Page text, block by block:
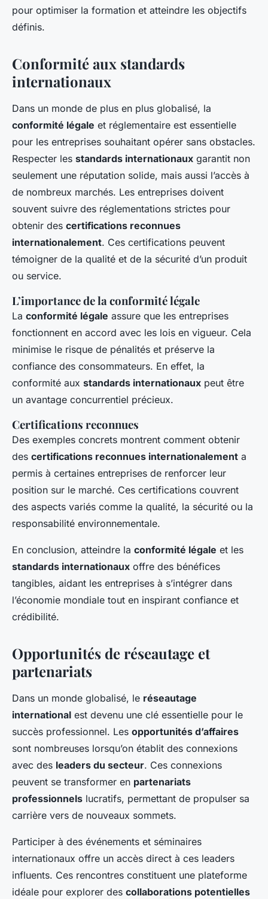
pour optimiser la formation et atteindre les objectifs
définis.
Conformité aux standards
internationaux
Dans un monde de plus en plus globalisé, la
conformité légale et réglementaire est essentielle
pour les entreprises souhaitant opérer sans obstacles.
Respecter les standards internationaux garantit non
seulement une réputation solide, mais aussi l’accès à
de nombreux marchés. Les entreprises doivent
souvent suivre des réglementations strictes pour
obtenir des certifications reconnues
internationalement. Ces certifications peuvent
témoigner de la qualité et de la sécurité d’un produit
ou service.
L’importance de la conformité légale
La conformité légale assure que les entreprises
fonctionnent en accord avec les lois en vigueur. Cela
minimise le risque de pénalités et préserve la
confiance des consommateurs. En effet, la
conformité aux standards internationaux peut être
un avantage concurrentiel précieux.
Certifications reconnues
Des exemples concrets montrent comment obtenir
des certifications reconnues internationalement a
permis à certaines entreprises de renforcer leur
position sur le marché. Ces certifications couvrent
des aspects variés comme la qualité, la sécurité ou la
responsabilité environnementale.
En conclusion, atteindre la conformité légale et les
standards internationaux offre des bénéfices
tangibles, aidant les entreprises à s’intégrer dans
l’économie mondiale tout en inspirant confiance et
crédibilité.
Opportunités de réseautage et
partenariats
Dans un monde globalisé, le réseautage
international est devenu une clé essentielle pour le
succès professionnel. Les opportunités d’affaires
sont nombreuses lorsqu’on établit des connexions
avec des leaders du secteur. Ces connexions
peuvent se transformer en partenariats
professionnels lucratifs, permettant de propulser sa
carrière vers de nouveaux sommets.
Participer à des événements et séminaires
internationaux offre un accès direct à ces leaders
influents. Ces rencontres constituent une plateforme
idéale pour explorer des collaborations potentielles